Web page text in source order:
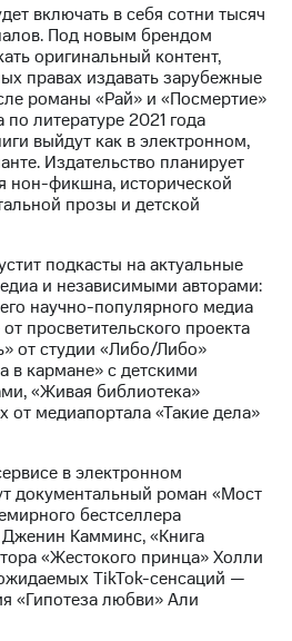
включать в себя сотни тысяч
Под новым брендом
оригинальный контент,
правах издавать зарубежные
романы «Рай» и «Посмертие»
по литературе 2021 года
выйдут как в электронном,
Издательство планирует
нон-фикшна, исторической
прозы и детской
подкасты на актуальные
и независимыми авторами:
научно-популярного медиа
просветительского проекта
от студии «Либо/Либо»
в кармане» с детскими
«Живая библиотека»
от медиапортала «Такие дела»
в электронном
документальный роман «Мост
бестселлера
Камминс, «Книга
«Жестокого принца» Холли
TikTok-сенсаций —
«Гипотеза любви» Али